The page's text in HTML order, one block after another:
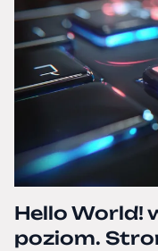
Hello World!
poziom.